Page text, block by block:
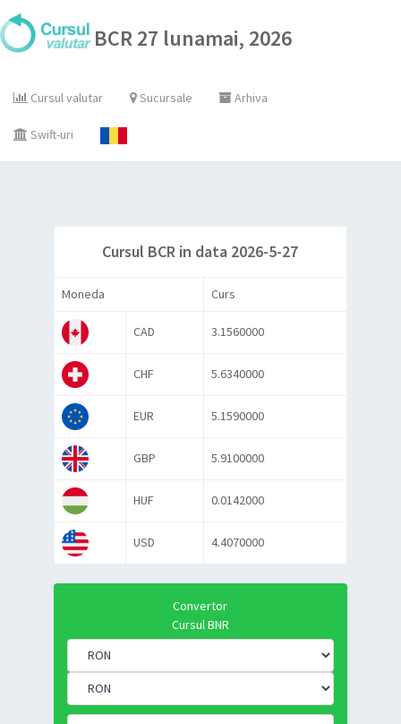
BCR 27 lunamai, 2026
Cursul valutar Sucursale Arhiva
Swift-uri
Cursul BCR in data 2026-5-27
Moneda Curs
CAD 3.1560000
CHF 5.6340000
EUR 5.1590000
GBP 5.9100000
HUF 0.0142000
USD 4.4070000
Convertor
Cursul BNR